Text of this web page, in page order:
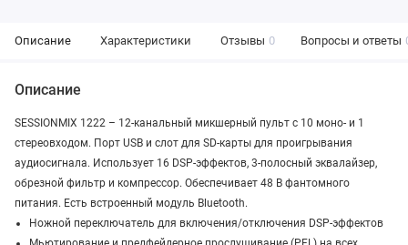
Описание Характеристики Отзывы 0 Вопросы и ответы
Описание
SESSIONMIX 1222 – 12-канальный микшерный пульт с 10 моно- и 1
стереовходом. Порт USB и слот для SD-карты для проигрывания
аудиосигнала. Использует 16 DSP-эффектов, 3-полосный эквалайзер,
обрезной фильтр и компрессор. Обеспечивает 48 В фантомного
питания. Есть встроенный модуль Bluetooth.
Ножной переключатель для включения/отключения DSP-эффектов